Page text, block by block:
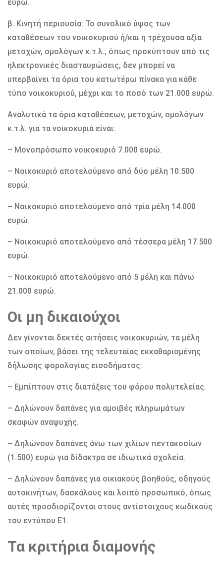
ευρώ.
β. Κινητή περιουσία: Το συνολικό ύψος των
καταθέσεων του νοικοκυριού ή/και η τρέχουσα αξία
μετοχών, ομολόγων κ.τ.λ., όπως προκύπτουν από τις
ηλεκτρονικές διασταυρώσεις, δεν μπορεί να
υπερβαίνει τα όρια του κατωτέρω πίνακα για κάθε
τύπο νοικοκυριού, μέχρι και το ποσό των 21.000 ευρώ.
Αναλυτικά τα όρια καταθέσεων, μετοχών, ομολόγων
κ.τ.λ. για τα νοικοκυριά είναι:
– Μονοπρόσωπο νοικοκυριό 7.000 ευρώ.
– Νοικοκυριό αποτελούμενο από δύο μέλη 10.500
ευρώ.
– Νοικοκυριό αποτελούμενο από τρία μέλη 14.000
ευρώ.
– Νοικοκυριό αποτελούμενο από τέσσερα μέλη 17.500
ευρώ.
– Νοικοκυριό αποτελούμενο από 5 μέλη και πάνω
21.000 ευρώ.
Οι μη δικαιούχοι
Δεν γίνονται δεκτές αιτήσεις νοικοκυριών, τα μέλη
των οποίων, βάσει της τελευταίας εκκαθαρισμένης
δήλωσης φορολογίας εισοδήματος:
– Εμπίπτουν στις διατάξεις του φόρου πολυτελείας.
– Δηλώνουν δαπάνες για αμοιβές πληρωμάτων
σκαφών αναψυχής.
– Δηλώνουν δαπάνες άνω των χιλίων πεντακοσίων
(1.500) ευρώ για δίδακτρα σε ιδιωτικά σχολεία.
– Δηλώνουν δαπάνες για οικιακούς βοηθούς, οδηγούς
αυτοκινήτων, δασκάλους και λοιπό προσωπικό, όπως
αυτές προσδιορίζονται στους αντίστοιχους κωδικούς
του εντύπου Ε1.
Τα κριτήρια διαμονής